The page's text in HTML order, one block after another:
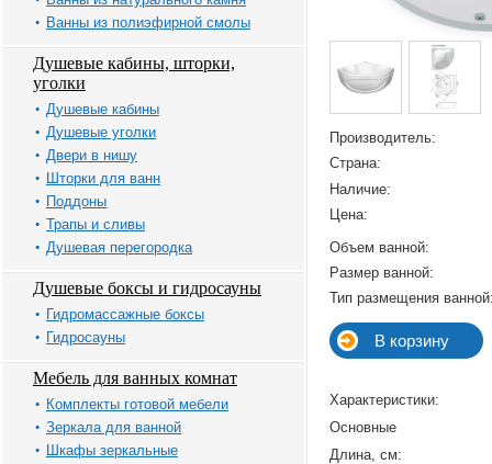
Ванны из полиэфирной смолы
Душевые кабины, шторки,
уголки
Душевые кабины
Душевые уголки
Двери в нишу
Шторки для ванн
Поддоны
Трапы и сливы
Душевая перегородка
Душевые боксы и гидросауны
Гидромассажные боксы
Гидросауны
Мебель для ванных комнат
Комплекты готовой мебели
Зеркала для ванной
Шкафы зеркальные
Производитель:
Страна:
Наличие:
Цена:
Объем ванной:
Размер ванной:
Тип размещения
Характеристики:
Основные
Длина, см: